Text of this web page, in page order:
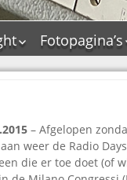
–
en hun
jingle city
Fotopagina’s
JAM in
Pepper &
pictures
Top Format
– Afgelopen
weer de Radio
die er toe doet (of